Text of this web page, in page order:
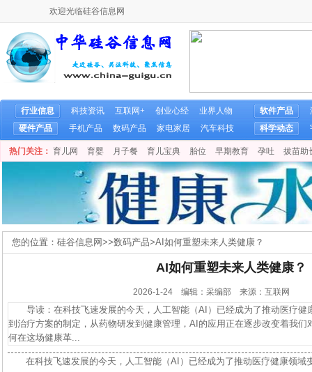
欢迎光临硅谷信息网
行业信息 科技资讯 互联网+ 创业心经
业界人物
硬件产品
手机产品 数码产品 家电家居 汽车科技
软件产品
科学动态
热门关注： 育儿网 育婴 月子餐 育儿宝典 胎位 早期教育 孕吐 拔苗助
您的位置： 硅谷信息网>>数码产品>AI如何重塑未来人类健康？
AI如何重塑未来人类健康？
2026-1-24 编辑：采编部 来源：互联网
导读：在科技飞速发展的今天，人工智能（AI）已经成为了推动医疗健
到治疗方案的制定，从药物研发到健康管理，AI的应用正在逐步改变着我
何在这场健康革...
在科技飞速发展的今天，人工智能（AI）已经成为了推动医疗健康领域